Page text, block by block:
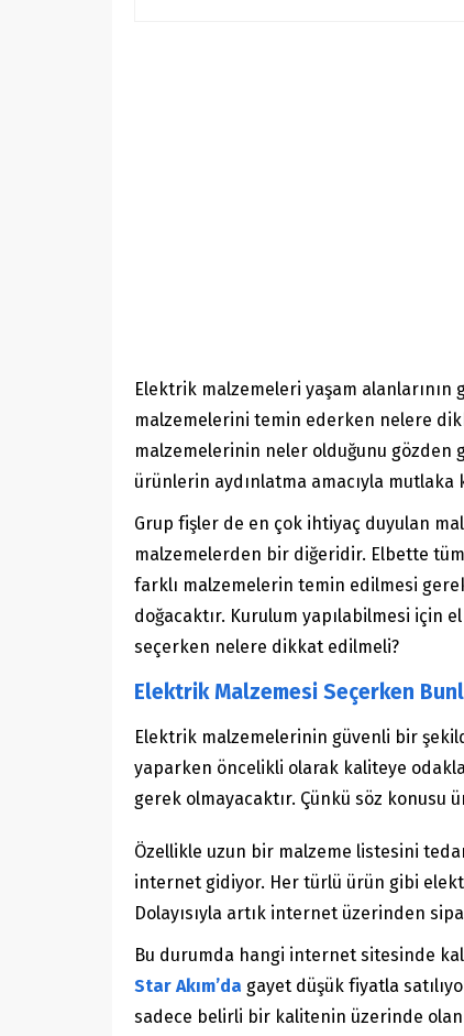
Elektrik malzemeleri yaşam
malzemelerini temin ederken nelere
malzemelerinin neler olduğunu gözden
ürünlerin aydınlatma amacıyla
Grup fişler de en çok ihtiyaç duyulan
malzemelerden bir diğeridir. Elbette
farklı malzemelerin temin edilmesi
doğacaktır. Kurulum yapılabilmesi için
seçerken nelere dikkat edilmeli?
Elektrik Malzemesi Seçerken
Elektrik malzemelerinin güvenli bir
yaparken öncelikli olarak kaliteye
gerek olmayacaktır. Çünkü söz konusu
Özellikle uzun bir malzeme listesini
internet gidiyor. Her türlü ürün gibi
Dolayısıyla artık internet üzerinden
Bu durumda hangi internet sitesinde
Star Akım’da gayet düşük fiyatla
sadece belirli bir kalitenin üzerinde olan